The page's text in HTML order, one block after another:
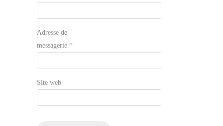
Adresse de
messagerie *
Site web